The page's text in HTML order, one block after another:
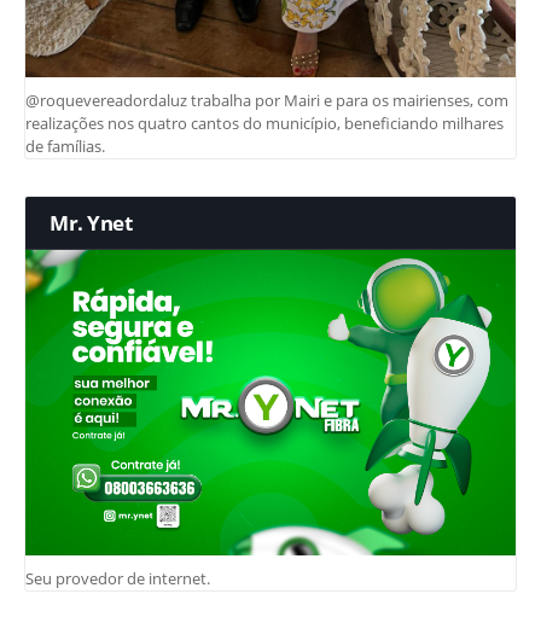
@roquevereadordaluz trabalha por Mairi e para os mairienses, com
realizações nos quatro cantos do município, beneficiando milhares
de famílias.
Mr. Ynet
Seu provedor de internet.